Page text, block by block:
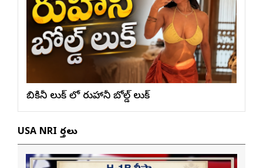
బికినీ లుక్ లో రుహానీ బోల్డ్ లుక్
USA NRI వార్తలు